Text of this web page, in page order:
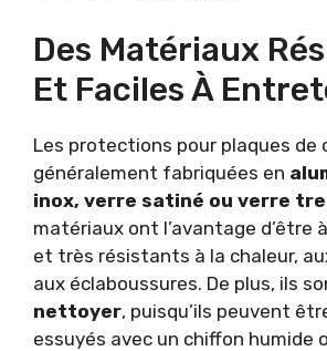
Des Matériaux
Et Faciles À
Les protections pour plaques de
généralement fabriquées en
inox, verre satiné ou verre
matériaux ont l’avantage d’être
et très résistants à la chaleur,
aux éclaboussures. De plus, ils
nettoyer, puisqu’ils peuvent
essuyés avec un chiffon humide